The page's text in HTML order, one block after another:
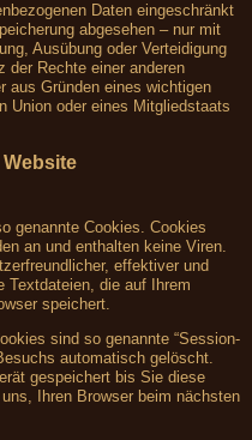
Daten eingeschränkt
abgesehen – nur mit
Ausübung oder Verteidigung
der Rechte einer anderen
aus Gründen eines wichtigen
Union oder eines Mitgliedstaats
genannte Cookies. Cookies
an und enthalten keine Viren.
effektiver und
Textdateien, die auf Ihrem
speichert.
sind so genannte “Session-
automatisch gelöscht.
gespeichert bis Sie diese
Ihren Browser beim nächsten